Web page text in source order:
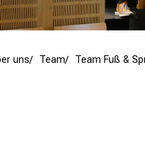
uns Team Team Fuß &